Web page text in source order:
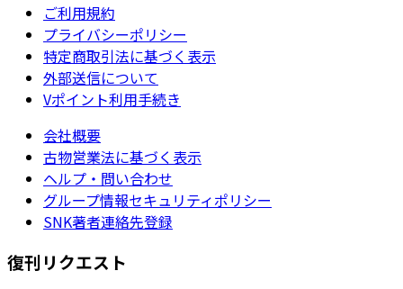
ご利用規約
プライバシーポリシー
特定商取引法に基づく表示
外部送信について
Vポイント利用手続き
会社概要
古物営業法に基づく表示
ヘルプ・問い合わせ
グループ情報セキュリティポリシー
SNK著者連絡先登録
復刊リクエスト